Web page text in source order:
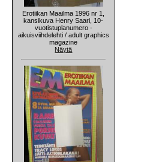
Erotiikan Maailma 1996 nr 1,
kansikuva Henry Saari, 10-
vuotistuplanumero -
aikuisviihdelehti / adult graphics
magazine
Näytä